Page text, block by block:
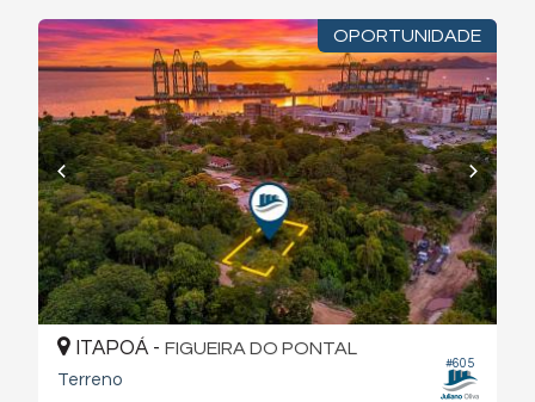
OPORTUNIDADE
#605
ITAPOÁ - FIGUEIRA DO PONTAL
Terreno